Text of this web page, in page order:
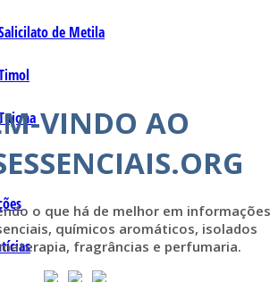
de Metila
VINDO AO
o que há de melhor em informações
químicos aromáticos, isolados
fragrâncias e perfumaria.